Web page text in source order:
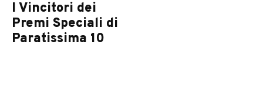
I Vincitori dei
Premi Speciali di
Paratissima 10